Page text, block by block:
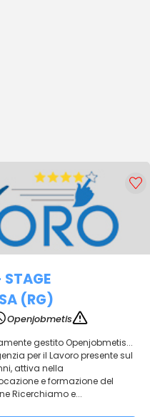
STAGE
(RG)
Openjobmetis
gestito Openjobmetis...
per il Lavoro presente sul
attiva nella
e formazione del
Ricerchiamo e...